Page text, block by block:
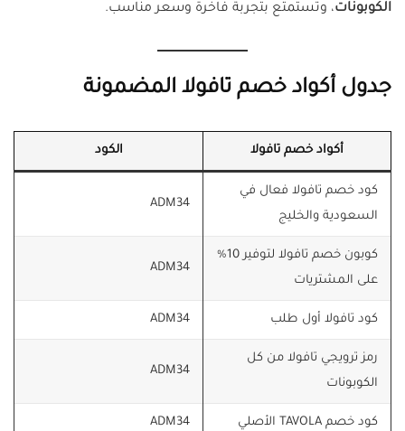
الكوبونات، وتستمتع بتجربة فاخرة وسعر مناسب.
جدول أكواد خصم تافولا المضمونة
أكواد خصم تافولا الكود
كود خصم تافولا فعال في
السعودية والخليج
ADM34
كوبون خصم تافولا لتوفير 10%
على المشتريات
ADM34
كود تافولا أول طلب ADM34
رمز ترويجي تافولا من كل
الكوبونات
ADM34
كود خصم TAVOLA الأصلي ADM34